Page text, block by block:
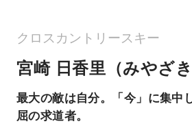
クロスカントリースキー
宮崎 日香里（みやざ
最大の敵は自分。「今」に集中
屈の求道者。